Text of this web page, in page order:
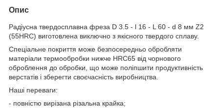
Опис
Радіусна твердосплавна фреза D 3.5 - l 16 - L 60 - d 8 мм Z2
(55HRC) виготовлена виключно з якісного твердого сплаву.
Спеціальне покриття може безпосередньо обробляти
матеріали термообробки нижче HRC65 від чорнового
оброблення до обробки, що може поліпшити продуктивність
верстатів і зберегти своєчасність виробництва.
Наші переваги:
- повністю вирізана різальна крайка;